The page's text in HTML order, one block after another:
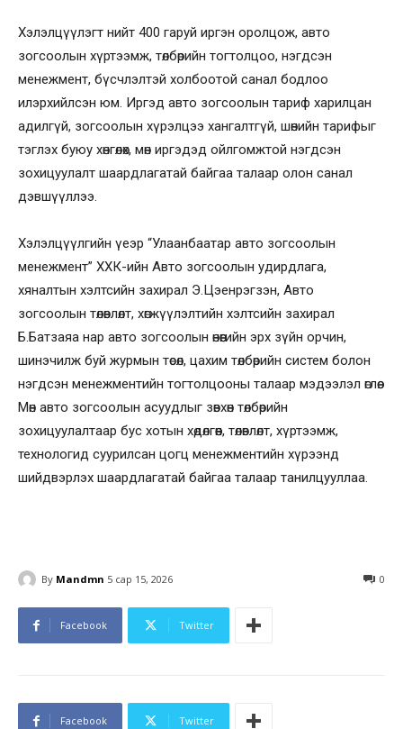
Хэлэлцүүлэгт нийт 400 гаруй иргэн оролцож, авто
зогсоолын хүртээмж, төлбөрийн тогтолцоо, нэгдсэн
менежмент, бүсчлэлтэй холбоотой санал бодлоо
илэрхийлсэн юм. Иргэд авто зогсоолын тариф харилцан
адилгүй, зогсоолын хүрэлцээ хангалтгүй, шөнийн тарифыг
тэглэх буюу хөнгөлөх, мөн иргэдэд ойлгомжтой нэгдсэн
зохицуулалт шаардлагатай байгаа талаар олон санал
дэвшүүллээ.
Хэлэлцүүлгийн үеэр “Улаанбаатар авто зогсоолын
менежмент” ХХК-ийн Авто зогсоолын удирдлага,
хяналтын хэлтсийн захирал Э.Цэенрэгзэн, Авто
зогсоолын төлөвлөлт, хөгжүүлэлтийн хэлтсийн захирал
Б.Батзаяа нар авто зогсоолын өнөөгийн эрх зүйн орчин,
шинэчилж буй журмын төсөл, цахим төлбөрийн систем болон
нэгдсэн менежментийн тогтолцооны талаар мэдээлэл өглөө.
Мөн авто зогсоолын асуудлыг зөвхөн төлбөрийн
зохицуулалтаар бус хотын хөдөлгөөн, төлөвлөлт, хүртээмж,
технологид суурилсан цогц менежментийн хүрээнд
шийдвэрлэх шаардлагатай байгаа талаар танилцууллаа.
By Mandmn 5 сар 15, 2026 0
Facebook Twitter
Facebook Twitter